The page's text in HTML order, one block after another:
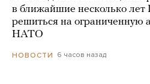
в ближайшие несколько
решиться на ограниченную
НАТО
НОВОСТИ 6 часов назад